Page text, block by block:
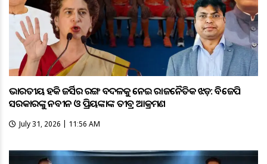
ଭାରତୀୟ ହକି ଜର୍ସିର ରଙ୍ଗ ବଦଳକୁ ନେଇ ରାଜନୈତିକ ଝଡ଼: ବିଜେପି
ସରକାରଙ୍କୁ ନବୀନ ଓ ପ୍ରିୟଙ୍କାଙ୍କ ତୀବ୍ର ଆକ୍ରମଣ
July 31, 2026 | 11:56 AM